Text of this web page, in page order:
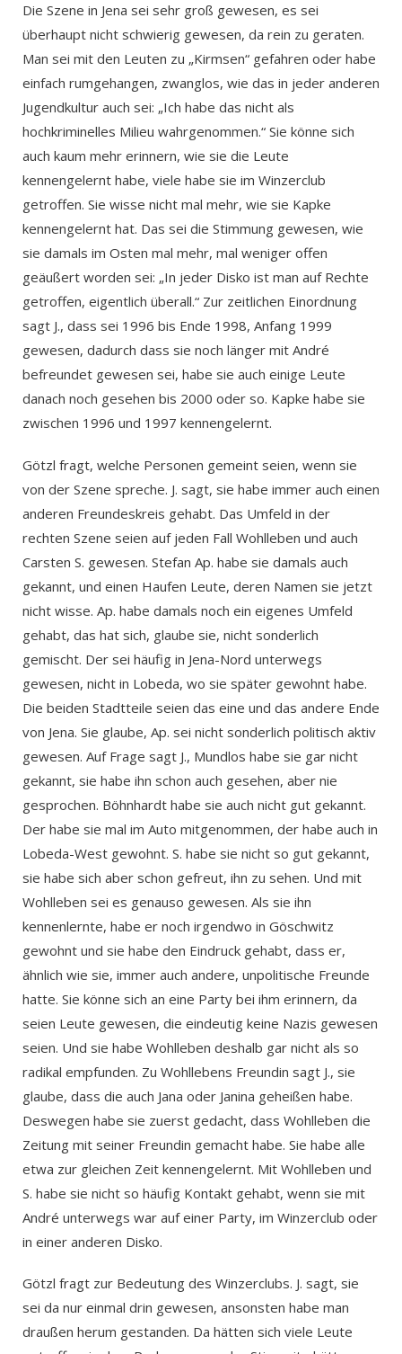
Die Szene in Jena sei sehr groß gewesen, es sei
überhaupt nicht schwierig gewesen, da rein zu geraten.
Man sei mit den Leuten zu „Kirmsen“ gefahren oder habe
einfach rumgehangen, zwanglos, wie das in jeder anderen
Jugendkultur auch sei: „Ich habe das nicht als
hochkriminelles Milieu wahrgenommen.“ Sie könne sich
auch kaum mehr erinnern, wie sie die Leute
kennengelernt habe, viele habe sie im Winzerclub
getroffen. Sie wisse nicht mal mehr, wie sie Kapke
kennengelernt hat. Das sei die Stimmung gewesen, wie
sie damals im Osten mal mehr, mal weniger offen
geäußert worden sei: „In jeder Disko ist man auf Rechte
getroffen, eigentlich überall.“ Zur zeitlichen Einordnung
sagt J., dass sei 1996 bis Ende 1998, Anfang 1999
gewesen, dadurch dass sie noch länger mit André
befreundet gewesen sei, habe sie auch einige Leute
danach noch gesehen bis 2000 oder so. Kapke habe sie
zwischen 1996 und 1997 kennengelernt.
Götzl fragt, welche Personen gemeint seien, wenn sie
von der Szene spreche. J. sagt, sie habe immer auch einen
anderen Freundeskreis gehabt. Das Umfeld in der
rechten Szene seien auf jeden Fall Wohlleben und auch
Carsten S. gewesen. Stefan Ap. habe sie damals auch
gekannt, und einen Haufen Leute, deren Namen sie jetzt
nicht wisse. Ap. habe damals noch ein eigenes Umfeld
gehabt, das hat sich, glaube sie, nicht sonderlich
gemischt. Der sei häufig in Jena-Nord unterwegs
gewesen, nicht in Lobeda, wo sie später gewohnt habe.
Die beiden Stadtteile seien das eine und das andere Ende
von Jena. Sie glaube, Ap. sei nicht sonderlich politisch aktiv
gewesen. Auf Frage sagt J., Mundlos habe sie gar nicht
gekannt, sie habe ihn schon auch gesehen, aber nie
gesprochen. Böhnhardt habe sie auch nicht gut gekannt.
Der habe sie mal im Auto mitgenommen, der habe auch in
Lobeda-West gewohnt. S. habe sie nicht so gut gekannt,
sie habe sich aber schon gefreut, ihn zu sehen. Und mit
Wohlleben sei es genauso gewesen. Als sie ihn
kennenlernte, habe er noch irgendwo in Göschwitz
gewohnt und sie habe den Eindruck gehabt, dass er,
ähnlich wie sie, immer auch andere, unpolitische Freunde
hatte. Sie könne sich an eine Party bei ihm erinnern, da
seien Leute gewesen, die eindeutig keine Nazis gewesen
seien. Und sie habe Wohlleben deshalb gar nicht als so
radikal empfunden. Zu Wohllebens Freundin sagt J., sie
glaube, dass die auch Jana oder Janina geheißen habe.
Deswegen habe sie zuerst gedacht, dass Wohlleben die
Zeitung mit seiner Freundin gemacht habe. Sie habe alle
etwa zur gleichen Zeit kennengelernt. Mit Wohlleben und
S. habe sie nicht so häufig Kontakt gehabt, wenn sie mit
André unterwegs war auf einer Party, im Winzerclub oder
in einer anderen Disko.
Götzl fragt zur Bedeutung des Winzerclubs. J. sagt, sie
sei da nur einmal drin gewesen, ansonsten habe man
draußen herum gestanden. Da hätten sich viele Leute